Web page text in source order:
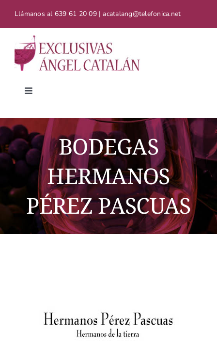
Llámanos al 639 61 20 09 | acatalang@telefonica.net
Toggle
Inicio
Catálogo de vinos
Contacto
BODEGAS
HERMANOS
PÉREZ PASCUAS